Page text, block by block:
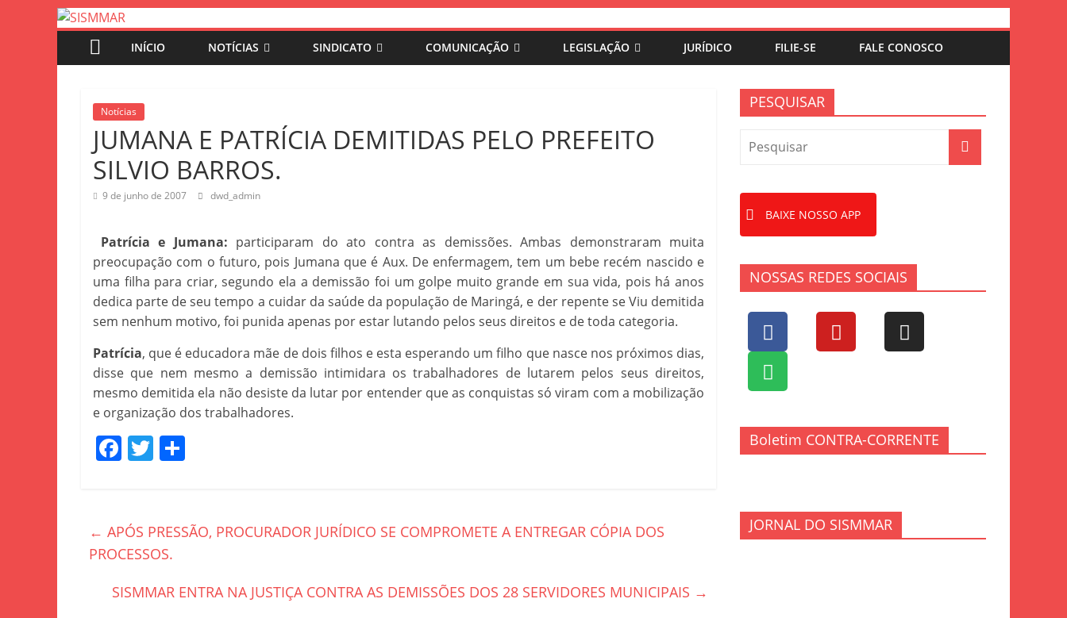
INÍCIO NOTÍCIAS SINDICATO COMUNICAÇÃO LEGISLAÇÃO JURÍDICO FILIE-SE FALE CONOSCO
Notícias
JUMANA E PATRÍCIA DEMITIDAS PELO PREFEITO
SILVIO BARROS.
9 de junho de 2007 dwd_admin
Patrícia e Jumana: participaram do ato contra as demissões. Ambas demonstraram muita
preocupação com o futuro, pois Jumana que é Aux. De enfermagem, tem um bebe recém nascido e
uma filha para criar, segundo ela a demissão foi um golpe muito grande em sua vida, pois há anos
dedica parte de seu tempo a cuidar da saúde da população de Maringá, e der repente se Viu demitida
sem nenhum motivo, foi punida apenas por estar lutando pelos seus direitos e de toda categoria.
Patrícia, que é educadora mãe de dois filhos e esta esperando um filho que nasce nos próximos dias,
disse que nem mesmo a demissão intimidara os trabalhadores de lutarem pelos seus direitos,
mesmo demitida ela não desiste da lutar por entender que as conquistas só viram com a mobilização
e organização dos trabalhadores.
F
e
b
o
T
er e
← APÓS PRESSÃO, PROCURADOR JURÍDICO SE COMPROMETE A ENTREGAR CÓPIA DOS
PROCESSOS.
SISMMAR ENTRA NA JUSTIÇA CONTRA AS DEMISSÕES DOS 28 SERVIDORES MUNICIPAIS →
PESQUISAR
BAIXE NOSSO APP
NOSSAS REDES SOCIAIS
Boletim CONTRA-CORRENTE
JORNAL DO SISMMAR